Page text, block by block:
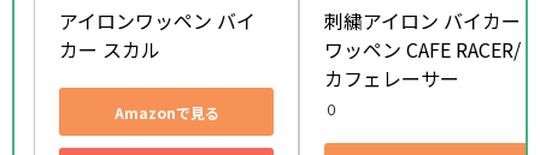
アイロンワッペン バイ
カー スカル
Amazonで見る
刺繍アイロン バイカー
ワッペン CAFE RACER/
カフェレーサー
０